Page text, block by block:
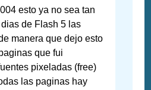
esto ya no sea tan
de Flash 5 las
manera que dejo esto
que fui
pixeladas (free)
las paginas hay